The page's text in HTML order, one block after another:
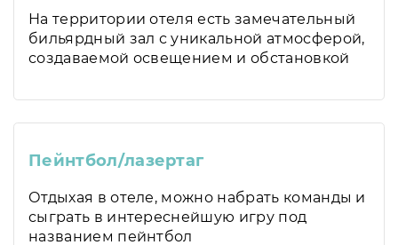
На территории отеля есть замечательный
бильярдный зал с уникальной атмосферой,
создаваемой освещением и обстановкой
Пейнтбол/лазертаг
Отдыхая в отеле, можно набрать команды и
сыграть в интереснейшую игру под
названием пейнтбол